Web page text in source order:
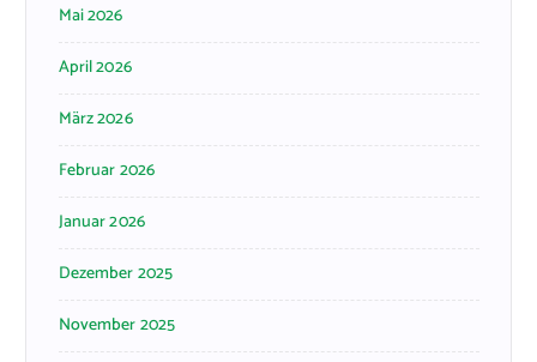
Mai 2026
April 2026
März 2026
Februar 2026
Januar 2026
Dezember 2025
November 2025